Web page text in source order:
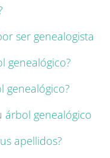
ser genealogista
genealógico?
genealógico?
árbol genealógico
apellidos?